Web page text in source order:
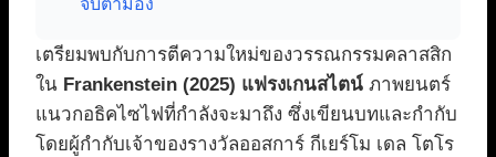
จับตามอง
เตรียมพบกับการตีความใหม่ของวรรณกรรมคลาสสิก
ใน Frankenstein (2025) แฟรงเกนสไตน์ ภาพยนตร์
แนวกอธิคไซไฟที่กำลังจะมาถึง ซึ่งเขียนบทและกำกับ
โดยผู้กำกับเจ้าของรางวัลออสการ์ กีเยร์โม เดล โตโร